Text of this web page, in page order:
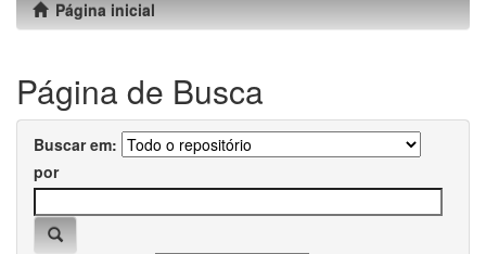
Página inicial
Página de Busca
Buscar em:
por